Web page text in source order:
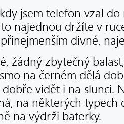
jsem telefon vzal do
najednou držíte v
divné,
žádný zbytečný
na černém dělá
vidět i na slunci.
na některých typech
na výdrži baterky.